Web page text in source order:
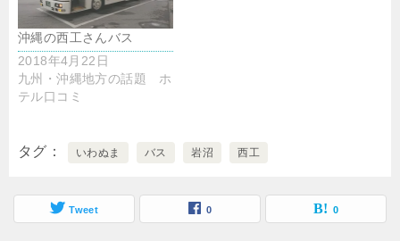
沖縄の西工さんバス
2018年4月22日
九州・沖縄地方の話題 ホ
テル口コミ
タグ いわぬま バス 岩沼 西工
Tweet 0 0